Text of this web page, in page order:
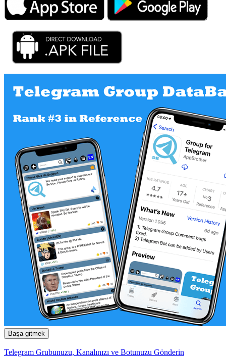
Başa gitmek
Telegram Grubunuzu, Kanalınızı ve Botunuzu Gönderin